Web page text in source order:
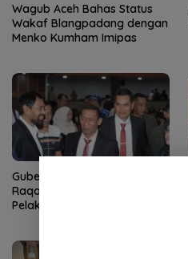
Wagub Aceh Bahas Status
Wakaf Blangpadang dengan
Menko Kumham Imipas
Gubernur Aceh Sampaikan
Raqan Pertanggungjawaban
Pelaksanaan APBA 2025 ke